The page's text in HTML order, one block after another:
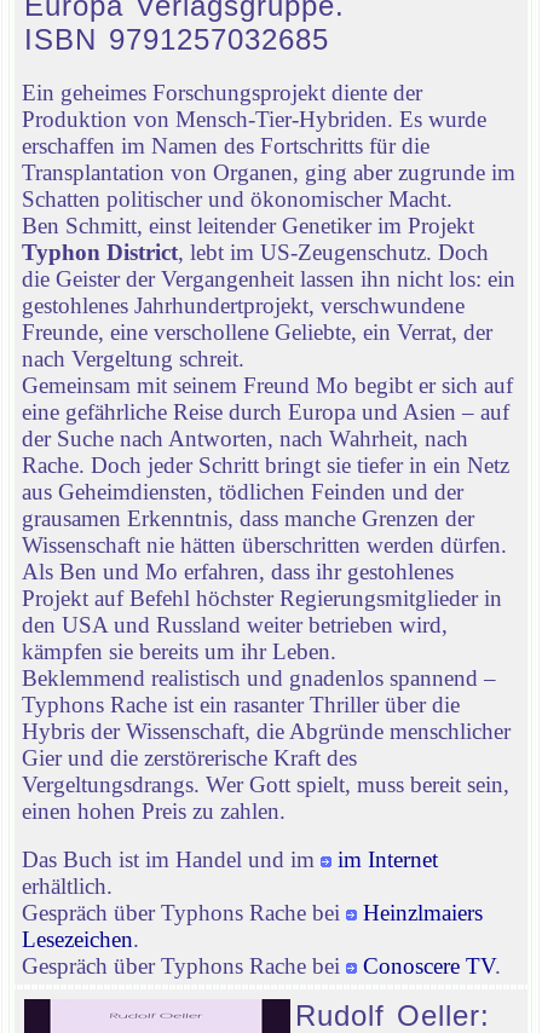
ISBN 9791257032685
Ein geheimes Forschungsprojekt diente der
Produktion von Mensch-Tier-Hybriden. Es wurde
erschaffen im Namen des Fortschritts für die
Transplantation von Organen, ging aber zugrunde im
Schatten politischer und ökonomischer Macht.
Ben Schmitt, einst leitender Genetiker im Projekt
Typhon District, lebt im US-Zeugenschutz. Doch
die Geister der Vergangenheit lassen ihn nicht los: ein
gestohlenes Jahrhundertprojekt, verschwundene
Freunde, eine verschollene Geliebte, ein Verrat, der
nach Vergeltung schreit.
Gemeinsam mit seinem Freund Mo begibt er sich auf
eine gefährliche Reise durch Europa und Asien – auf
der Suche nach Antworten, nach Wahrheit, nach
Rache. Doch jeder Schritt bringt sie tiefer in ein Netz
aus Geheimdiensten, tödlichen Feinden und der
grausamen Erkenntnis, dass manche Grenzen der
Wissenschaft nie hätten überschritten werden dürfen.
Als Ben und Mo erfahren, dass ihr gestohlenes
Projekt auf Befehl höchster Regierungsmitglieder in
den USA und Russland weiter betrieben wird,
kämpfen sie bereits um ihr Leben.
Beklemmend realistisch und gnadenlos spannend –
Typhons Rache ist ein rasanter Thriller über die
Hybris der Wissenschaft, die Abgründe menschlicher
Gier und die zerstörerische Kraft des
Vergeltungsdrangs. Wer Gott spielt, muss bereit sein,
einen hohen Preis zu zahlen.
Das Buch ist im Handel und im
im Internet
erhältlich.
Gespräch über Typhons Rache bei
Heinzlmaiers
Lesezeichen.
Gespräch über Typhons Rache bei
Conoscere TV.
Rudolf Oeller: